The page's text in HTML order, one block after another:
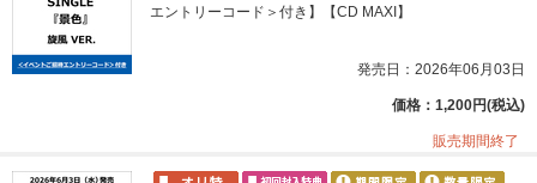
エントリーコード＞付き】【CD MAXI】
発売日：2026年06月03日
価格：1,200円(税込)
販売期間終了